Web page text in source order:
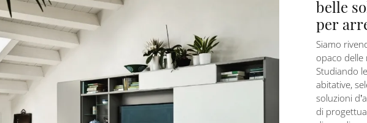
belle
per
Siamo
opaco
Studiando
abitative,
soluzioni
di